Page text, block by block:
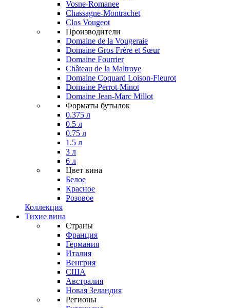
Vosne-Romanee
Chassagne-Montrachet
Clos Vougeot
Производители
Domaine de la Vougeraie
Domaine Gros Frère et Sœur
Domaine Fourrier
Château de la Maltroye
Domaine Coquard Loison-Fleurot
Domaine Perrot-Minot
Domaine Jean-Marc Millot
Форматы бутылок
0.375 л
0.5 л
0.75 л
1.5 л
3 л
6 л
Цвет вина
Белое
Красное
Розовое
Коллекция
Тихие вина
Страны
Франция
Германия
Италия
Венгрия
США
Австралия
Новая Зеландия
Регионы